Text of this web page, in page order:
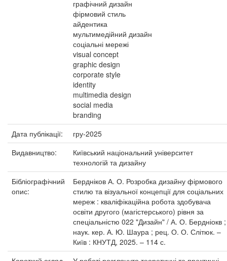
графічний дизайн
фірмовий стиль
айдентика
мультимедійний дизайн
соціальні мережі
visual concept
graphic design
corporate style
identity
multimedia design
social media
branding
Дата публікації:
гру-2025
Видавництво:
Київський національний університет
технологій та дизайну
Бібліографічний
опис:
Бердніков А. О. Розробка дизайну фірмового
стилю та візуальної концепції для соціальних
мереж : кваліфікаційна робота здобувача
освіти другого (магістерського) рівня за
спеціальністю 022 "Дизайн" / А. О. Бердніокв ;
наук. кер. А. Ю. Шаура ; рец. О. О. Слітюк. –
Київ : КНУТД, 2025. – 114 с.